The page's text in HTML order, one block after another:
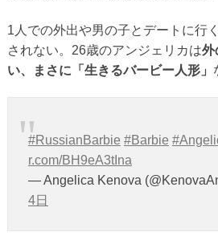
1人での外出や男の子とデートに行
されない。26歳のアンジェリカは外
い、まさに「生きるバービー人形」
#RussianBarbie #Barbie
r.com/BH9eA3tIna
— Angelica Kenova
4日